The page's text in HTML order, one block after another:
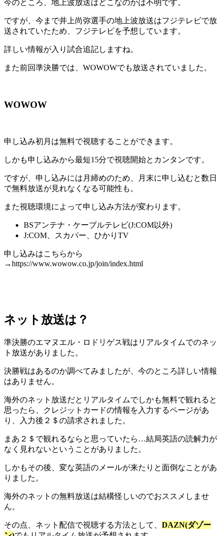
今のところ、地上波放送はどこなのかは不明です。
ですが、今まで井上尚弥選手の地上波放送はフジテレビで放
送されていたため、フジテレビを予想しています。
詳しい情報が入り試合追記しますね。
また前回準決勝では、WOWOWでも放送されていました。
WOWOW
申し込み初月は無料で視聴することができます。
しかも申し込みから最短15分で視聴開始とカンタンです。
ですが、申し込みには月締めのため、月末に申し込むと数日
で無料放送が見れなくなる可能性も。
また視聴環境によって申し込み方法が変わります。
BSアンテナ・ケーブルテレビ(J:COM以外)
J:COM、スカパー、ひかりTV
申し込みはこちらから
→https://www.wowow.co.jp/join/index.html
ネット放送は？
準決勝のエマヌエル・ロドリゲス戦はリアルタイムでのネッ
ト放送がありました。
決勝戦はあるのか調べてみましたが、今のところ詳しい情報
はありません。
海外のネット放送だとリアルタイムでしかも無料で観れると
思ったら、クレジットカードの情報を入力するページがあ
り、入力後２＄の請求されました。
まあ２＄で観れるならと思っていたら…結局英語の読解力が
なく見れないということがありました。
しかもその後、変な英語のメールが来たりと面倒なことがあ
りました。
海外のネットの無料放送は結構怪しいのでおススメしませ
ん。
その点、ネット配信で視聴する方法として、 DAZN(ダゾー